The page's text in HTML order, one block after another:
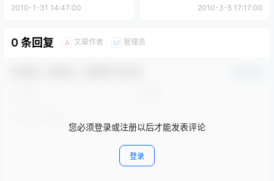
2010-1-31 14:47:00 2010-3-5 17:17:00
0 条回复 A 文章作者 M 管理员
您必须登录或注册以后才能发表评论
登录